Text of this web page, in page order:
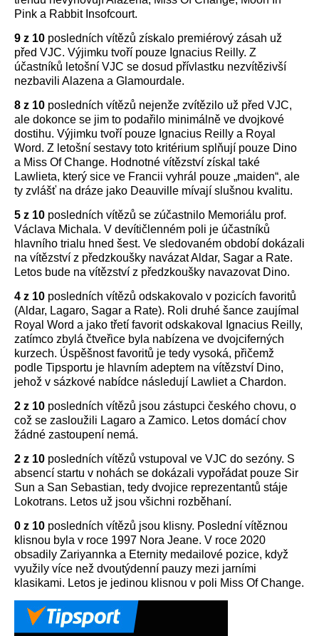
Pink a Rabbit Insofcourt.
9 z 10 posledních vítězů získalo premiérový zásah už
před VJC. Výjimku tvoří pouze Ignacius Reilly. Z
účastníků letošní VJC se dosud přívlastku nezvítězivší
nezbavili Alazena a Glamourdale.
8 z 10 posledních vítězů nejenže zvítězilo už před VJC,
ale dokonce se jim to podařilo minimálně ve dvojkové
dostihu. Výjimku tvoří pouze Ignacius Reilly a Royal
Word. Z letošní sestavy toto kritérium splňují pouze Dino
a Miss Of Change. Hodnotné vítězství získal také
Lawlieta, který sice ve Francii vyhrál pouze „maiden“, ale
ty zvlášť na dráze jako Deauville mívají slušnou kvalitu.
5 z 10 posledních vítězů se zúčastnilo Memoriálu prof.
Václava Michala. V devítičlenném poli je účastníků
hlavního trialu hned šest. Ve sledovaném období dokázali
na vítězství z předzkoušky navázat Aldar, Sagar a Rate.
Letos bude na vítězství z předzkoušky navazovat Dino.
4 z 10 posledních vítězů odskakovalo v pozicích favoritů
(Aldar, Lagaro, Sagar a Rate). Roli druhé šance zaujímal
Royal Word a jako třetí favorit odskakoval Ignacius Reilly,
zatímco zbylá čtveřice byla nabízena ve dvojciferných
kurzech. Úspěšnost favoritů je tedy vysoká, přičemž
podle Tipsportu je hlavním adeptem na vítězství Dino,
jehož v sázkové nabídce následují Lawliet a Chardon.
2 z 10 posledních vítězů jsou zástupci českého chovu, o
což se zasloužili Lagaro a Zamico. Letos domácí chov
žádné zastoupení nemá.
2 z 10 posledních vítězů vstupoval ve VJC do sezóny. S
absencí startu v nohách se dokázali vypořádat pouze Sir
Sun a San Sebastian, tedy dvojice reprezentantů stáje
Lokotrans. Letos už jsou všichni rozběhaní.
0 z 10 posledních vítězů jsou klisny. Poslední vítěznou
klisnou byla v roce 1997 Nora Jeane. V roce 2020
obsadily Zariyannka a Eternity medailové pozice, když
využily více než dvoutýdenní pauzy mezi jarními
klasikami. Letos je jedinou klisnou v poli Miss Of Change.